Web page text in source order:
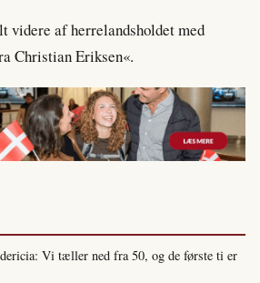
videre af herrelandsholdet med
Christian Eriksen«.
Vi tæller ned fra 50, og de første ti er